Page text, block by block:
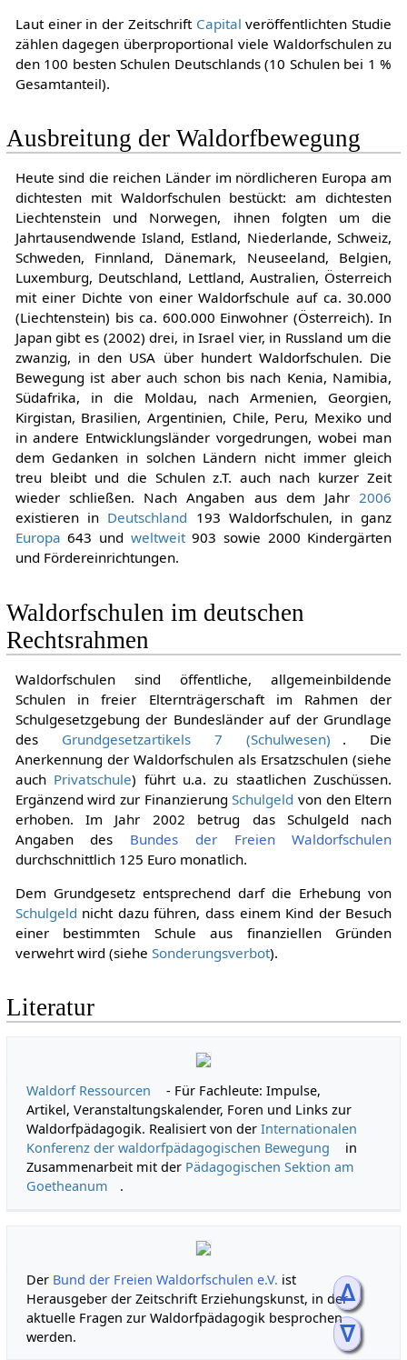
ᐃ
ᐁ
Laut einer in der Zeitschrift Capital veröffentlichten Studie
zählen dagegen überproportional viele Waldorfschulen zu
den 100 besten Schulen Deutschlands (10 Schulen bei 1 %
Gesamtanteil).
Ausbreitung der Waldorfbewegung
Heute sind die reichen Länder im nördlicheren Europa am
dichtesten mit Waldorfschulen bestückt: am dichtesten
Liechtenstein und Norwegen, ihnen folgten um die
Jahrtausendwende Island, Estland, Niederlande, Schweiz,
Schweden, Finnland, Dänemark, Neuseeland, Belgien,
Luxemburg, Deutschland, Lettland, Australien, Österreich
mit einer Dichte von einer Waldorfschule auf ca. 30.000
(Liechtenstein) bis ca. 600.000 Einwohner (Österreich). In
Japan gibt es (2002) drei, in Israel vier, in Russland um die
zwanzig, in den USA über hundert Waldorfschulen. Die
Bewegung ist aber auch schon bis nach Kenia, Namibia,
Südafrika, in die Moldau, nach Armenien, Georgien,
Kirgistan, Brasilien, Argentinien, Chile, Peru, Mexiko und
in andere Entwicklungsländer vorgedrungen, wobei man
dem Gedanken in solchen Ländern nicht immer gleich
treu bleibt und die Schulen z.T. auch nach kurzer Zeit
wieder schließen. Nach Angaben aus dem Jahr2006
existieren in Deutschland 193 Waldorfschulen, in ganz
Europa 643 und weltweit903 sowie 2000 Kindergärten
und Fördereinrichtungen.
Waldorfschulen im deutschen
Rechtsrahmen
Waldorfschulen sind öffentliche, allgemeinbildende
Schulen in freier Elternträgerschaft im Rahmen der
Schulgesetzgebung der Bundesländer auf der Grundlage
des Grundgesetzartikels 7 (Schulwesen)
. Die
Anerkennung der Waldorfschulen als Ersatzschulen (siehe
auch Privatschule) führt u.a. zu staatlichen Zuschüssen.
Ergänzend wird zur FinanzierungSchulgeld von den Eltern
erhoben. Im Jahr 2002 betrug das Schulgeld nach
Angaben des Bundes der Freien Waldorfschulen
durchschnittlich 125 Euro monatlich.
Dem Grundgesetz entsprechend darf die Erhebung von
Schulgeld nicht dazu führen, dass einem Kind der Besuch
einer bestimmten Schule aus finanziellen Gründen
verwehrt wird (siehe Sonderungsverbot).
Literatur
Waldorf Ressourcen
- Für Fachleute: Impulse,
Artikel, Veranstaltungskalender, Foren und Links zur
Waldorfpädagogik. Realisiert von derInternationalen
Konferenz der waldorfpädagogischen Bewegung
in
Zusammenarbeit mit der Pädagogischen Sektion am
Goetheanum
.
Der Bund der Freien Waldorfschulen e.V. ist
Herausgeber der Zeitschrift Erziehungskunst, in der
aktuelle Fragen zur Waldorfpädagogik besprochen
werden.